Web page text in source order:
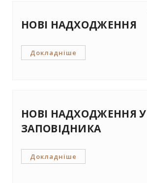
НОВІ НАДХОДЖЕННЯ
Докладніше
НОВІ НАДХОДЖЕННЯ
ЗАПОВІДНИКА
Докладніше